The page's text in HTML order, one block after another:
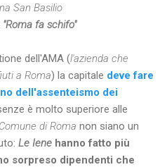
San Basilio
"Roma fa schifo"
dell'AMA (l'azienda che
a Roma) la capitale deve fare
dell'assenteismo dei
è molto superiore alle
Comune di Roma non siano un
Le Iene hanno fatto più
sorpreso dipendenti che